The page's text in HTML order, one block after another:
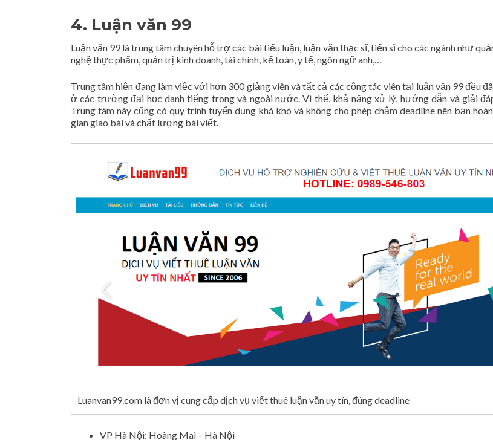
4. Luận văn 99
Luận văn 99 là trung tâm chuyên hỗ trợ các bài tiểu luận, luận văn thạc sĩ, tiến sĩ cho các ngành như
nghệ thực phẩm, quản trị kinh doanh, tài chính, kế toán, y tế, ngôn ngữ anh,…
Trung tâm hiện đang làm việc với hơn 300 giảng viên và tất cả các cộng tác viên tại luận văn 99 đều
ở các trường đại học danh tiếng trong và ngoài nước. Vì thế, khả năng xử lý, hướng dẫn và giải
Trung tâm này cũng có quy trình tuyển dụng khá khó và không cho phép chậm deadline nên bạn
gian giao bài và chất lượng bài viết.
Luanvan99.com là đơn vị cung cấp dịch vụ viết thuê luận văn uy tín, đúng deadline
VP Hà Nội: Hoàng Mai – Hà Nội